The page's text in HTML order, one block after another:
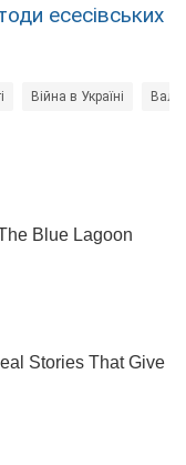
есесівських
Війна в Україні